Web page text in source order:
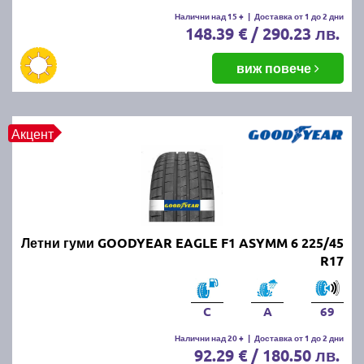
Летните гуми се считат за износени, когато
дълбочината на протектора падне под 1.6 мм.
Въпреки това, за по-добро сцепление и
безопасност се препоръчва смяната им при
дълбочина под 3 мм.
ПРОЧЕТИ ОЩЕ:Има ли закон за зимни гуми в
България?
Можем ли да шофираме със
зимни гуми през лятото?
Въпреки че е законно, не се препоръчва, защото
зимните гуми са направени от по-мека смес, която
се износва по-бързо при високи температури.
Освен това, те имат по-дълъг спирачен път и по-
слабо сцепление на суха и мокра настилка през
Налични над 15 + | Доставка от 1 до 2 дни
148.39 € / 290.23 лв.
виж повече
Акцент
Летни гуми GOODYEAR EAGLE F1 ASYMM 6 225/45
R17
C A 69
Налични над 20 + | Доставка от 1 до 2 дни
92.29 € / 180.50 лв.